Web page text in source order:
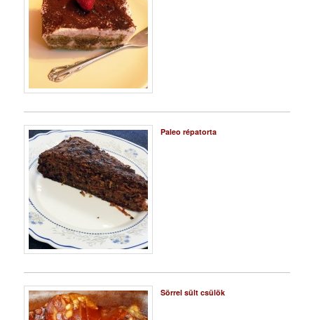
Paleo répatorta
Sörrel sült csülök